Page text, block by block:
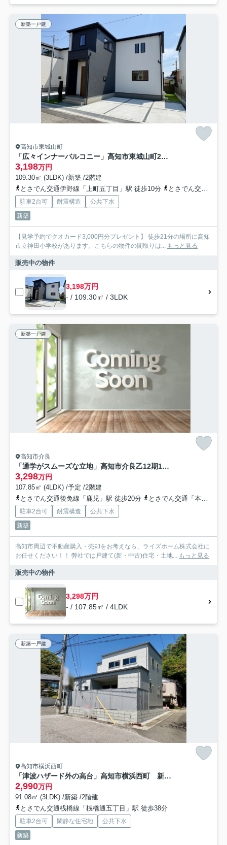
新築一戸建
高知市東城山町
「広々インナーバルコニー」高知市東城山町2号棟 新築一戸建て
3,198万円
109.30㎡ (3LDK) /新築 /2階建
とさでん交通伊野線「上町五丁目」駅 徒歩10分
とさでん交通「石立団地」バス停下車 徒歩3分
駐車2台可 耐震構造
公共下水
新築
【見学予約でクオカード3,000円分プレゼント】 徒歩21分の場所に高知
市立神田小学校があります。こちらの物件の間取りは... もっと見る
販売中の物件
3,198万円
- / 109.30㎡ / 3LDK
新築一戸建
高知市介良
「通学がスムーズな立地」高知市介良乙12期1棟 新築一戸建て
3,298万円
107.85㎡ (4LDK) /予定 /2階建
とさでん交通後免線「鹿児」駅 徒歩20分
とさでん交通「本江田橋」バス停下車 徒歩5分
駐車2台可 耐震構造
公共下水
新築
高知市周辺で不動産購入・売却をお考えなら、ライズホーム株式会社に
お任せください！！ 弊社では戸建て(新・中古)住宅・土地... もっと見る
販売中の物件
3,298万円
- / 107.85㎡ / 4LDK
新築一戸建
高知市横浜西町
「津波ハザード外の高台」高知市横浜西町 新築戸建
2,990万円
91.08㎡ (3LDK) /新築 /2階建
とさでん交通桟橋線「桟橋通五丁目」駅 徒歩38分
駐車2台可 閑静な住宅地
公共下水
新築